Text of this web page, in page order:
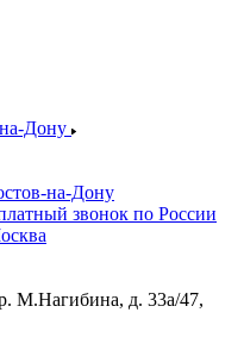
Дону
на-Дону
звонок по России
М.Нагибина, д. 33а/47,